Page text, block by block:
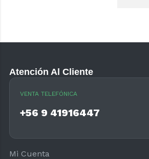
Atención Al Cliente
VENTA TELEFÓNICA
+56 9 41916447
Mi Cuenta